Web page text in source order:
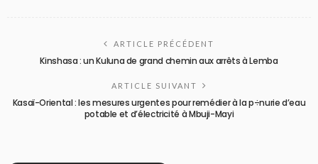
ARTICLE PRÉCÉDENT
Kinshasa : un Kuluna de grand chemin aux arrêts à Lemba
ARTICLE SUIVANT
Kasaï-Oriental : les mesures urgentes pour remédier à la p÷nurie d’eau
potable et d’électricité à Mbuji-Mayi